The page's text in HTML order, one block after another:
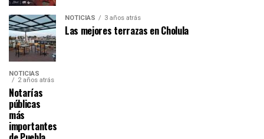
NOTICIAS 3 años atrás
Las mejores terrazas en Cholula
NOTICIAS
2 años atrás
Notarías
públicas
más
importantes